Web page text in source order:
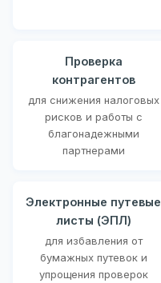
Проверка
контрагентов
для снижения налоговых
рисков и работы с
благонадежными
партнерами
Электронные путевые
листы (ЭПЛ)
для избавления от
бумажных путевок и
упрощения проверок